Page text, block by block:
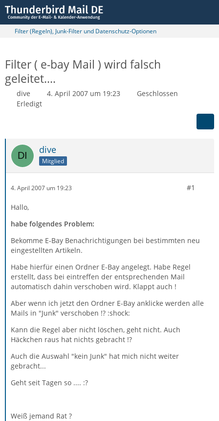
Filter (Regeln), Junk-Filter und Datenschutz-Optionen
Filter ( e-bay Mail ) wird falsch
geleitet....
dive 4. April 2007 um 19:23
Geschlossen
Erledigt
dive
Mitglied
4. April 2007 um 19:23 #1
Hallo,
habe folgendes Problem:
Bekomme E-Bay Benachrichtigungen bei bestimmten neu
eingestellten Artikeln.
Habe hierfür einen Ordner E-Bay angelegt. Habe Regel
erstellt, dass bei eintreffen der entsprechenden Mail
automatisch dahin verschoben wird. Klappt auch !
Aber wenn ich jetzt den Ordner E-Bay anklicke werden alle
Mails in "Junk" verschoben !? :shock:
Kann die Regel aber nicht löschen, geht nicht. Auch
Häckchen raus hat nichts gebracht !?
Auch die Auswahl "kein Junk" hat mich nicht weiter
gebracht...
Geht seit Tagen so .... :?
Weiß jemand Rat ?